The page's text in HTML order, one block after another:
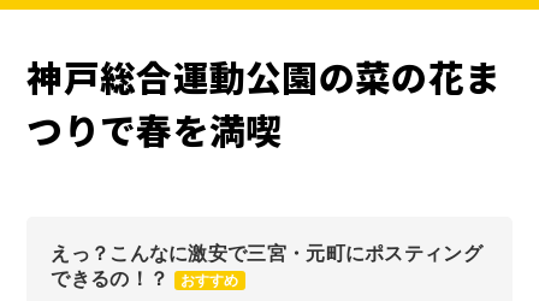
神戸総合運動公園の菜の花ま
つりで春を満喫
えっ？こんなに激安で三宮・元町にポスティング
できるの！？
おすすめ